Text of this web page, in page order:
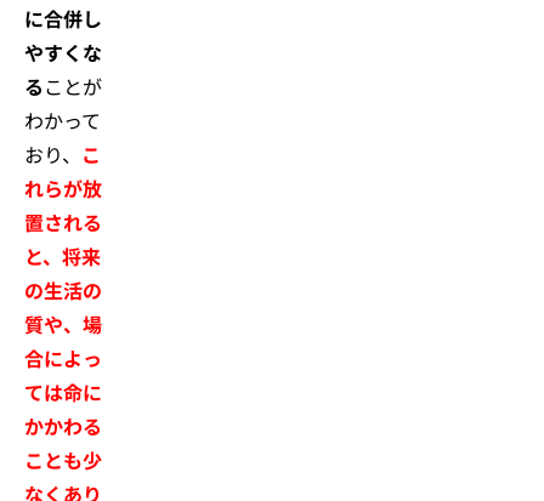
に合併し
やすくな
ることが
わかって
おり、 こ
れらが放
置される
と、将来
の生活の
質や、場
合によっ
ては命に
かかわる
ことも少
なくあり